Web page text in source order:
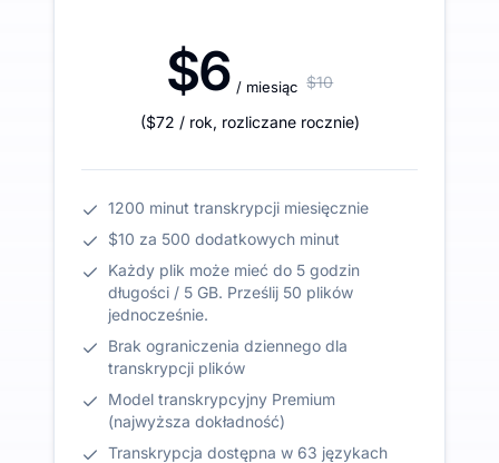
$6 / miesiąc $10
($72 / rok, rozliczane rocznie)
1200 minut transkrypcji miesięcznie
$10 za 500 dodatkowych minut
Każdy plik może mieć do 5 godzin
długości / 5 GB. Prześlij 50 plików
jednocześnie.
Brak ograniczenia dziennego dla
transkrypcji plików
Model transkrypcyjny Premium
(najwyższa dokładność)
Transkrypcja dostępna w 63 językach